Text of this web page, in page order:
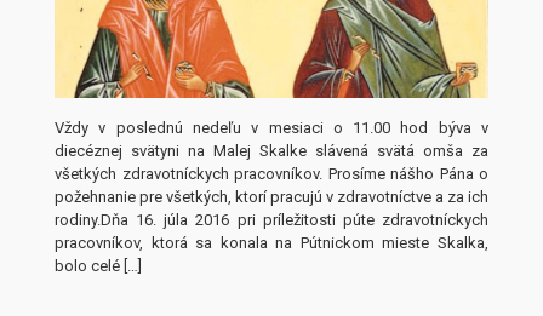
Vždy v poslednú nedeľu v mesiaci o 11.00 hod býva v
diecéznej svätyni na Malej Skalke slávená svätá omša za
všetkých zdravotníckych pracovníkov. Prosíme nášho Pána o
požehnanie pre všetkých, ktorí pracujú v zdravotníctve a za ich
rodiny.Dňa 16. júla 2016 pri príležitosti púte zdravotníckych
pracovníkov, ktorá sa konala na Pútnickom mieste Skalka,
bolo celé […]